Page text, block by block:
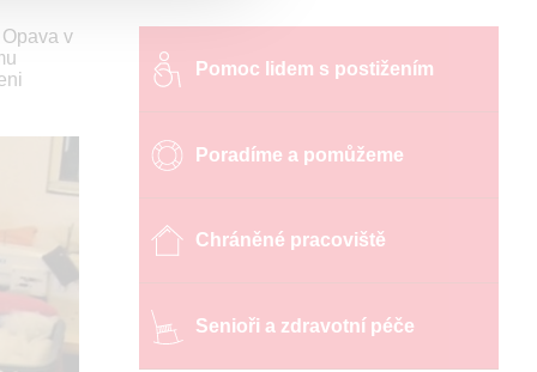
Pomoc lidem s postižením
Poradíme a pomůžeme
Chráněné pracoviště
Senioři a zdravotní péče
v